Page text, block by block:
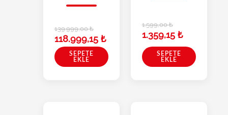
139.999,00₺
118.999,15 ₺
SEPETE
EKLE
1.599,00₺
1.359,15 ₺
SEPETE
EKLE